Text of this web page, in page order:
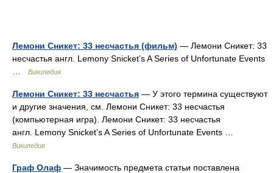
Лемони Сникет: 33 несчастья (фильм) — Лемони Сникет: 33
несчастья англ. Lemony Snicket’s A Series of Unfortunate Events
Википедия
Лемони Сникет: 33 несчастья — У этого термина существуют
и другие значения, см. Лемони Сникет: 33 несчастья
(компьютерная игра). Лемони Сникет: 33 несчастья
англ. Lemony Snicket’s A Series of Unfortunate Events …
Википедия
Граф Олаф — Значимость предмета статьи поставлена